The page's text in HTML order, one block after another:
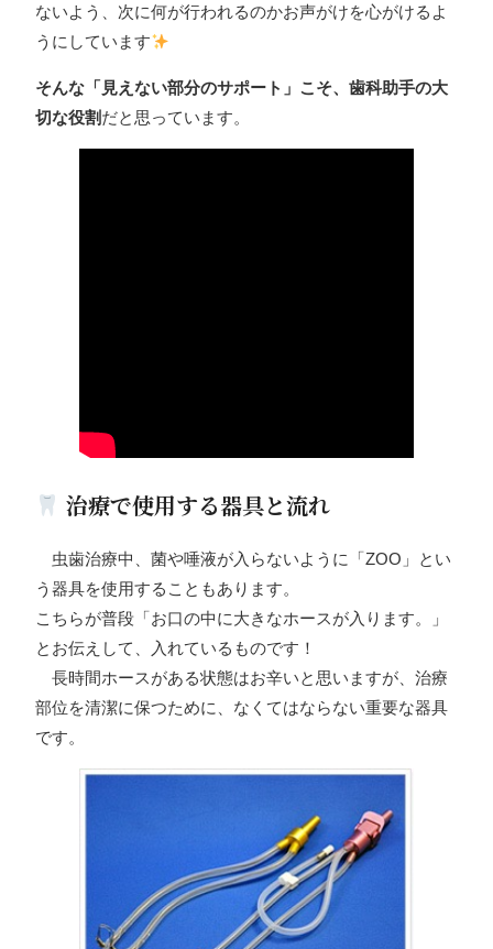
ないよう、次に何が行われるのかお声がけを心がけるよ
うにしています
そんな「見えない部分のサポート」こそ、歯科助手の大
切な役割だと思っています。
治療で使用する器具と流れ
虫歯治療中、菌や唾液が入らないように「ZOO」とい
う器具を使用することもあります。
こちらが普段「お口の中に大きなホースが入ります。」
とお伝えして、入れているものです！
長時間ホースがある状態はお辛いと思いますが、治療
部位を清潔に保つために、なくてはならない重要な器具
です。